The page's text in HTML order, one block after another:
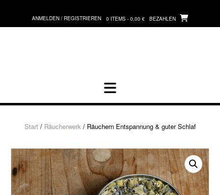
springen
ANMELDEN / REGISTRIEREN 0 ITEMS - 0,00 € BEZAHLEN
Start/ Räucherwerk / Räuchern Entspannung & guter Schlaf